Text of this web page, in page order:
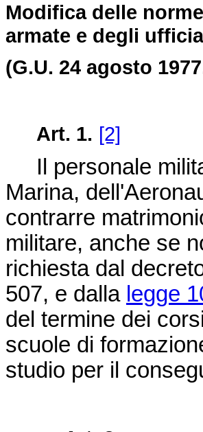
Modifica delle
armate e degli
(G.U. 24 agosto
Art. 1. [2]
Il personale
Marina,
contrarre
militare, anche se
richiesta dal
507, e dalla legge
del termine dei
scuole di
studio per il